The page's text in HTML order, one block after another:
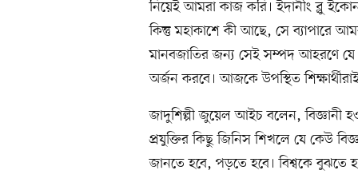
নিয়েই আমরা কাজ করি। ইদানীং ব্লু
কিন্তু মহাকাশে কী আছে, সে ব্যাপারে
মানবজাতির জন্য সেই সম্পদ আহরণে যে
অর্জন করবে। আজকে উপস্থিত
জাদুশিল্পী জুয়েল আইচ বলেন, বিজ্ঞানী
প্রযুক্তির কিছু জিনিস শিখলে যে কেউ
জানতে হবে, পড়তে হবে। বিশ্বকে বুঝতে